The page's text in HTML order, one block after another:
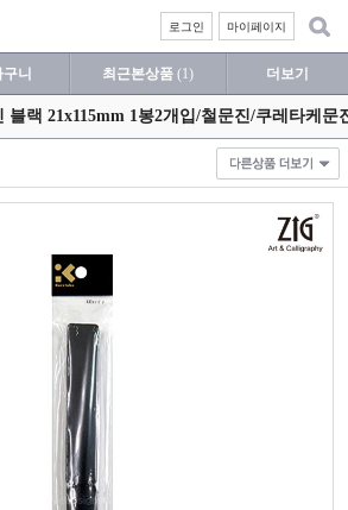
마이페이지
로그인
니 최근본상품 (1) 더보기
랙 21x115mm 1봉2개입/철문진/쿠레타케